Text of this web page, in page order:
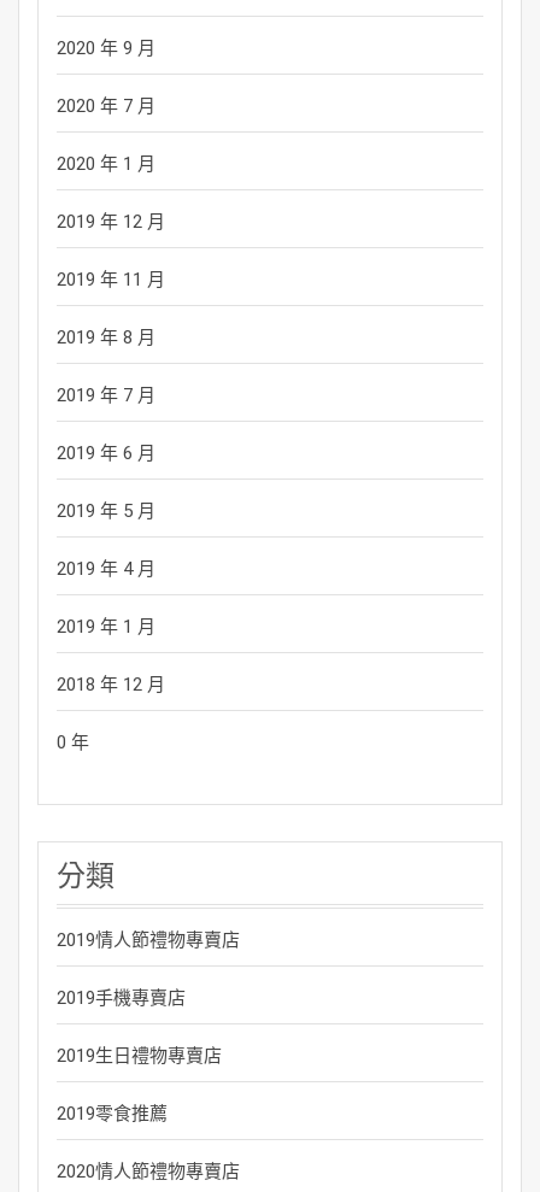
2020 年 9 月
2020 年 7 月
2020 年 1 月
2019 年 12 月
2019 年 11 月
2019 年 8 月
2019 年 7 月
2019 年 6 月
2019 年 5 月
2019 年 4 月
2019 年 1 月
2018 年 12 月
0 年
分類
2019情人節禮物專賣店
2019手機專賣店
2019生日禮物專賣店
2019零食推薦
2020情人節禮物專賣店